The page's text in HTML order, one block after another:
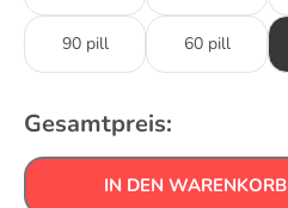
90 pill 60 pill
Gesamtpreis:
IN DEN WARENKORB